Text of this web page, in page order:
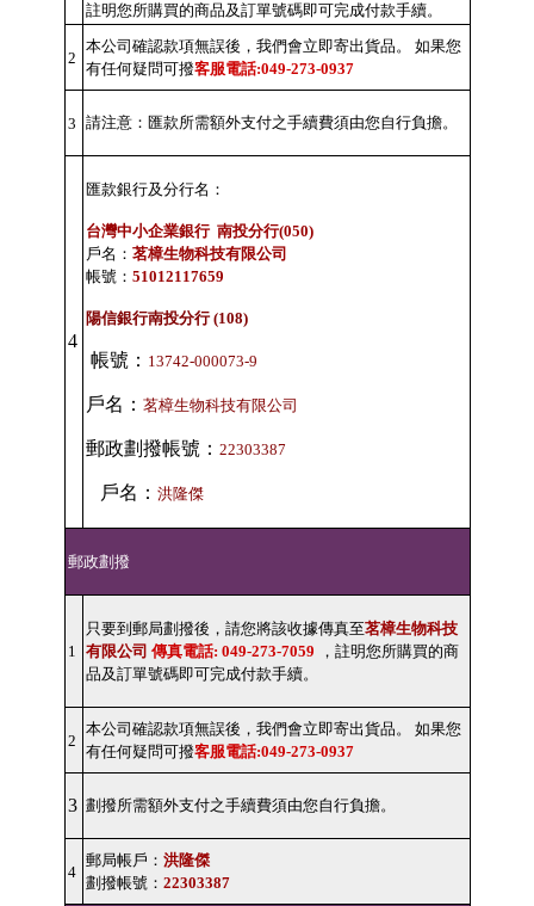
註明您所購買的商品及訂單號碼即可完成付款手續。
2
本公司確認款項無誤後，我們會立即寄出貨品。 如果您
有任何疑問可撥客服電話:049-273-0937
3 請注意：匯款所需額外支付之手續費須由您自行負擔。
4
匯款銀行及分行名：
台灣中小企業銀行 南投分行(050)
戶名： 茗樟生物科技有限公司
帳號： 51012117659
陽信銀行南投分行 (108)
帳號： 13742-000073-9
戶名： 茗樟生物科技有限公司
郵政劃撥帳號： 22303387
戶名： 洪隆傑
郵政劃撥
1
只要到郵局劃撥後，請您將該收據傳真至茗樟生物科技
有限公司 傳真電話: 049-273-7059
，註明您所購買的商
品及訂單號碼即可完成付款手續。
2
本公司確認款項無誤後，我們會立即寄出貨品。 如果您
有任何疑問可撥客服電話:049-273-0937
3 劃撥所需額外支付之手續費須由您自行負擔。
4
郵局帳戶： 洪隆傑
劃撥帳號： 22303387